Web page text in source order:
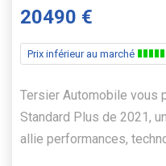
20490 €
Prix inférieur au marché
Tersier Automobile vous
Standard Plus de 2021,
allie performances,